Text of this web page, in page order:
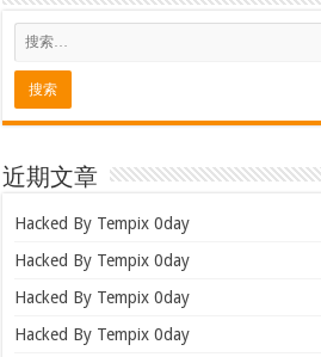
近期文章
Hacked By Tempix 0day
Hacked By Tempix 0day
Hacked By Tempix 0day
Hacked By Tempix 0day